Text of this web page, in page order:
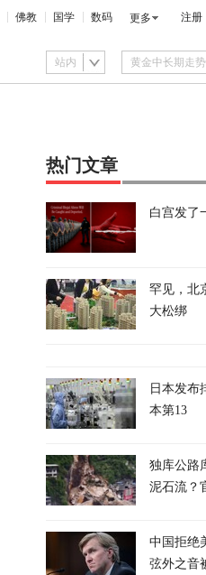
佛教 国学 数码 更多 注册
站内
热门文章
白宫发了
罕见，北
大松绑
日本发布
本第13
独库公路
泥石流？
中国拒绝
弦外之音